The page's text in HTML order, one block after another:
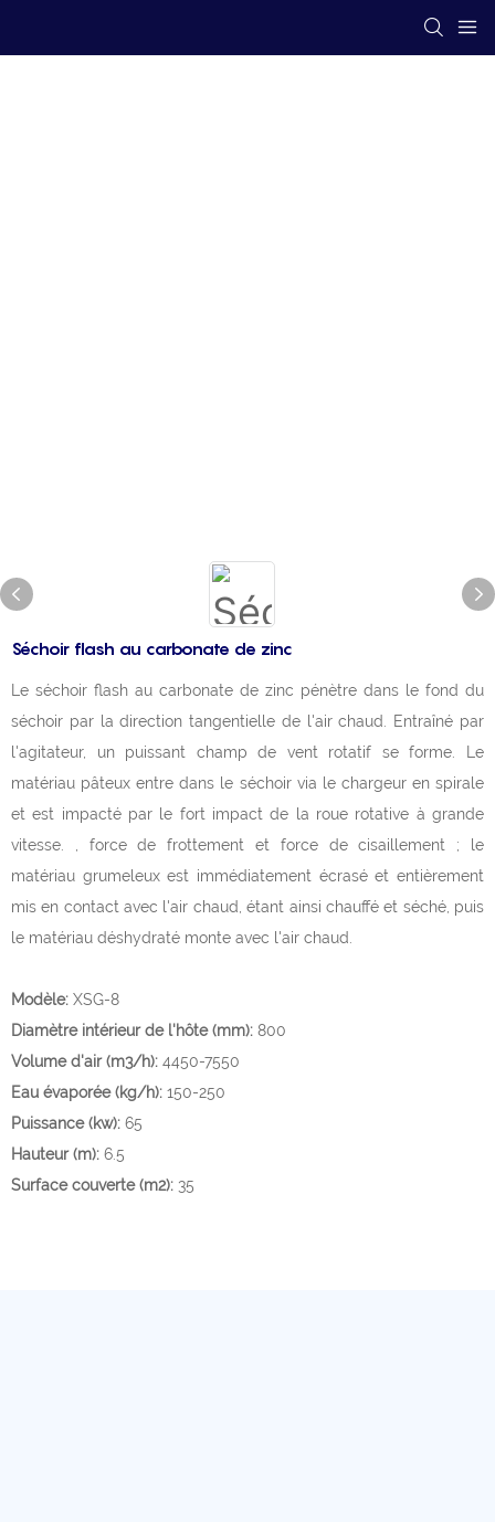
Séchoir flash au carbonate de zinc
Le séchoir flash au carbonate de zinc pénètre dans le fond du
séchoir par la direction tangentielle de l'air chaud. Entraîné par
l'agitateur, un puissant champ de vent rotatif se forme. Le
matériau pâteux entre dans le séchoir via le chargeur en spirale
et est impacté par le fort impact de la roue rotative à grande
vitesse. , force de frottement et force de cisaillement ; le
matériau grumeleux est immédiatement écrasé et entièrement
mis en contact avec l'air chaud, étant ainsi chauffé et séché, puis
le matériau déshydraté monte avec l'air chaud.
Modèle: XSG-8
Diamètre intérieur de l'hôte (mm): 800
Volume d'air (m3/h): 4450-7550
Eau évaporée (kg/h): 150-250
Puissance (kw): 65
Hauteur (m): 6.5
Surface couverte (m2): 35